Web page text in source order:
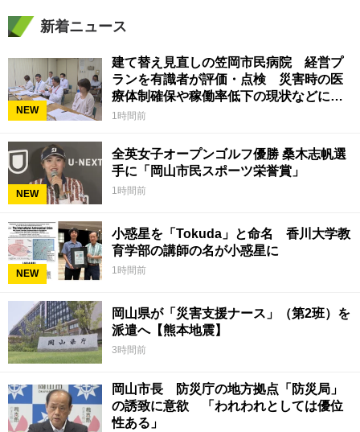
新着ニュース
NEW
建て替え見直しの笠岡市民病院 経営プ
ランを有識者が評価・点検 災害時の医
療体制確保や稼働率低下の現状などに意
見 岡山
1時間前
NEW
全英女子オープンゴルフ優勝 桑木志帆選
手に「岡山市民スポーツ栄誉賞」
1時間前
NEW
小惑星を「Tokuda」と命名 香川大学教
育学部の講師の名が小惑星に
1時間前
岡山県が「災害支援ナース」（第2班）を
派遣へ【熊本地震】
3時間前
岡山市長 防災庁の地方拠点「防災局」
の誘致に意欲 「われわれとしては優位
性ある」